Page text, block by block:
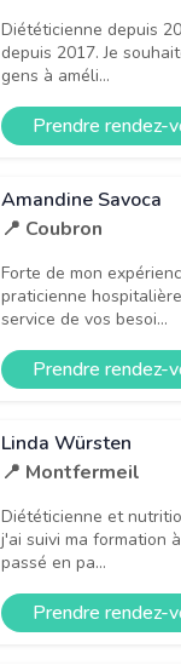
Diététicienne depuis
depuis 2017. Je
gens à améli...
Prendre rendez-
Amandine Savoca
📍 Coubron
Forte de mon
praticienne
service de vos besoi...
Prendre rendez-
Linda Würsten
📍 Montfermeil
Diététicienne et
j'ai suivi ma formation
passé en pa...
Prendre rendez-